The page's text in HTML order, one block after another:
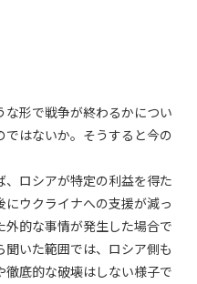
形で戦争が終わるかについ
はないか。そうすると今の
ロシアが特定の利益を得た
ウクライナへの支援が減っ
的な事情が発生した場合で
いた範囲では、ロシア側も
底的な破壊はしない様子で